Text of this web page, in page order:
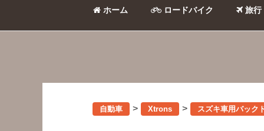
ホーム ロードバイク 旅行
自動車 > Xtrons > スズキ車用バック